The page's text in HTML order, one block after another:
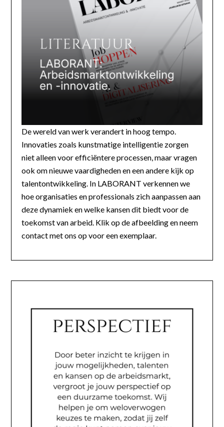
De wereld van werk verandert in hoog tempo.
Innovaties zoals kunstmatige intelligentie zorgen
niet alleen voor efficiëntere processen, maar vragen
ook om nieuwe vaardigheden en een andere kijk op
talentontwikkeling. In LABORANT verkennen we
hoe organisaties en professionals zich aanpassen aan
deze dynamiek en welke kansen dit biedt voor de
toekomst van arbeid. Klik op de afbeelding en neem
contact met ons op voor een exemplaar.